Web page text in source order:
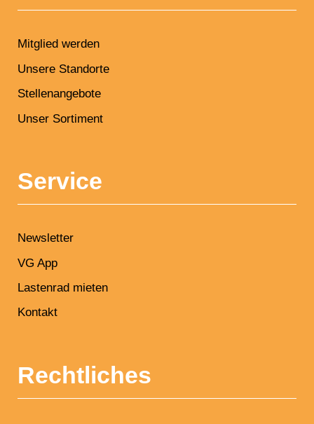
Mitglied werden
Unsere Standorte
Stellenangebote
Unser Sortiment
Service
Newsletter
VG App
Lastenrad mieten
Kontakt
Rechtliches